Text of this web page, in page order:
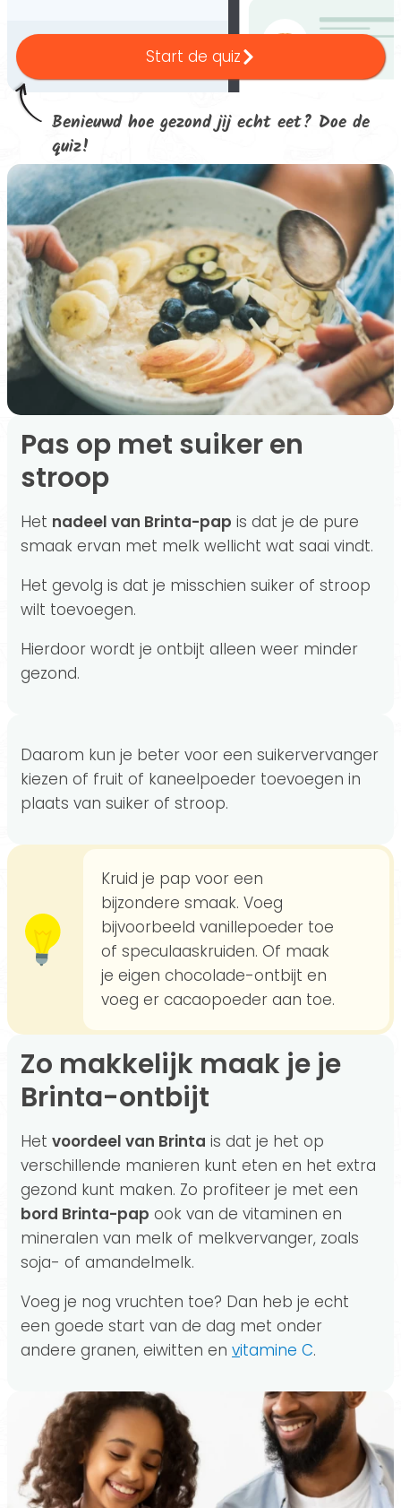
Benieuwd hoe gezond jij echt eet? Doe de
quiz!
Start de quiz
Pas op met suiker en
stroop
Het nadeel van Brinta-pap is dat je de pure
smaak ervan met melk wellicht wat saai vindt.
Het gevolg is dat je misschien suiker of stroop
wilt toevoegen.
Hierdoor wordt je ontbijt alleen weer minder
gezond.
Daarom kun je beter voor een suikervervanger
kiezen of fruit of kaneelpoeder toevoegen in
plaats van suiker of stroop.
Kruid je pap voor een
bijzondere smaak. Voeg
bijvoorbeeld vanillepoeder toe
of speculaaskruiden. Of maak
je eigen chocolade-ontbijt en
voeg er cacaopoeder aan toe.
Zo makkelijk maak je je
Brinta-ontbijt
Het voordeel van Brinta is dat je het op
verschillende manieren kunt eten en het extra
gezond kunt maken. Zo profiteer je met een
bord Brinta-pap ook van de vitaminen en
mineralen van melk of melkvervanger, zoals
soja- of amandelmelk.
Voeg je nog vruchten toe? Dan heb je echt
een goede start van de dag met onder
andere granen, eiwitten en vitamine C.